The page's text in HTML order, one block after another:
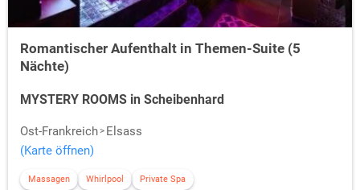
Romantischer Aufenthalt in Themen-Suite (5
Nächte)
MYSTERY ROOMS in Scheibenhard
Ost-Frankreich
Elsass
(Karte öffnen)
Massagen Whirlpool Private Spa